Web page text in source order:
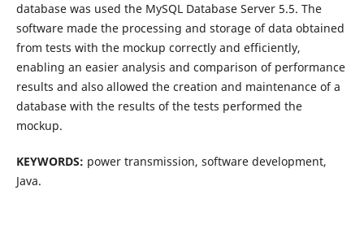
database was used the MySQL Database Server 5.5. The
software made the processing and storage of data obtained
from tests with the mockup correctly and efficiently,
enabling an easier analysis and comparison of performance
results and also allowed the creation and maintenance of a
database with the results of the tests performed the
mockup.
KEYWORDS: power transmission, software development,
Java.